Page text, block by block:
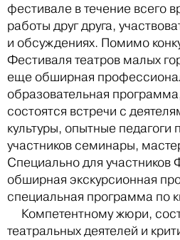
фестивале в течение всего
работы друг друга,
и обсуждениях. Помимо
Фестиваля театров малых
еще обширная
образовательная
состоятся встречи с
культуры, опытные педагоги
участников семинары,
Специально для участников
обширная экскурсионная
специальная программа по
Компетентному жюри,
театральных деятелей и